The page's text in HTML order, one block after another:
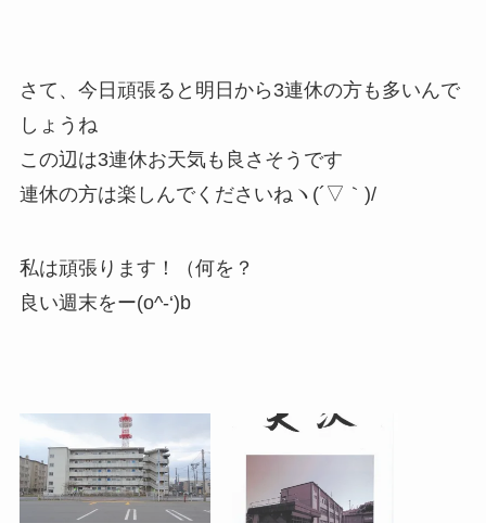
さて、今日頑張ると明日から3連休の方も多いんで
しょうね
この辺は3連休お天気も良さそうです
連休の方は楽しんでくださいねヽ(´▽｀)/
私は頑張ります！（何を？
良い週末をー(o^-‘)b